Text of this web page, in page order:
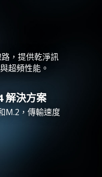
，提供乾淨訊
超頻性能。
決方案
M.2，傳輸速度